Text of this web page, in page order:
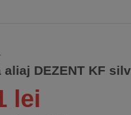
aliaj DEZENT KF
lei